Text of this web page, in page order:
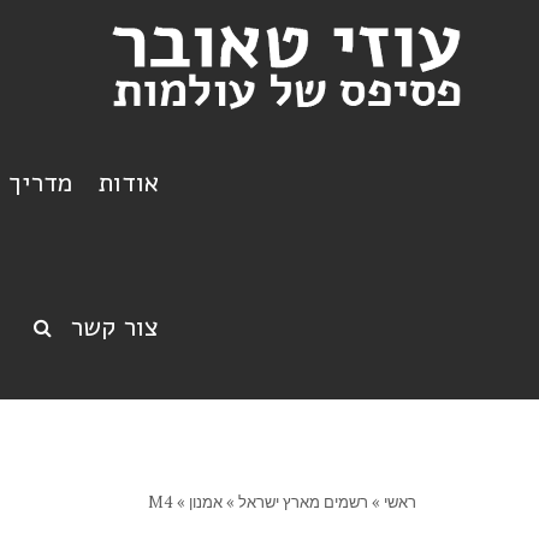
אודות מדריך
צור קשר
ראשי » רשמים מארץ ישראל »אמנון »
M4